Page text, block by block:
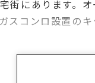
街にあります。
スコンロ設置の